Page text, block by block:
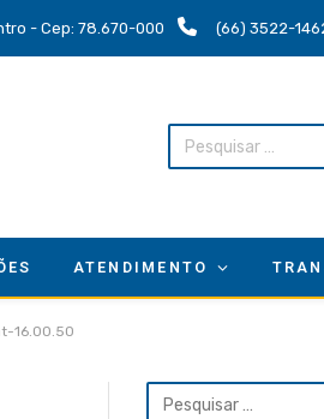
- Cep: 78.670-000 (66) 3522-
ATENDIMENTO
16.00.50